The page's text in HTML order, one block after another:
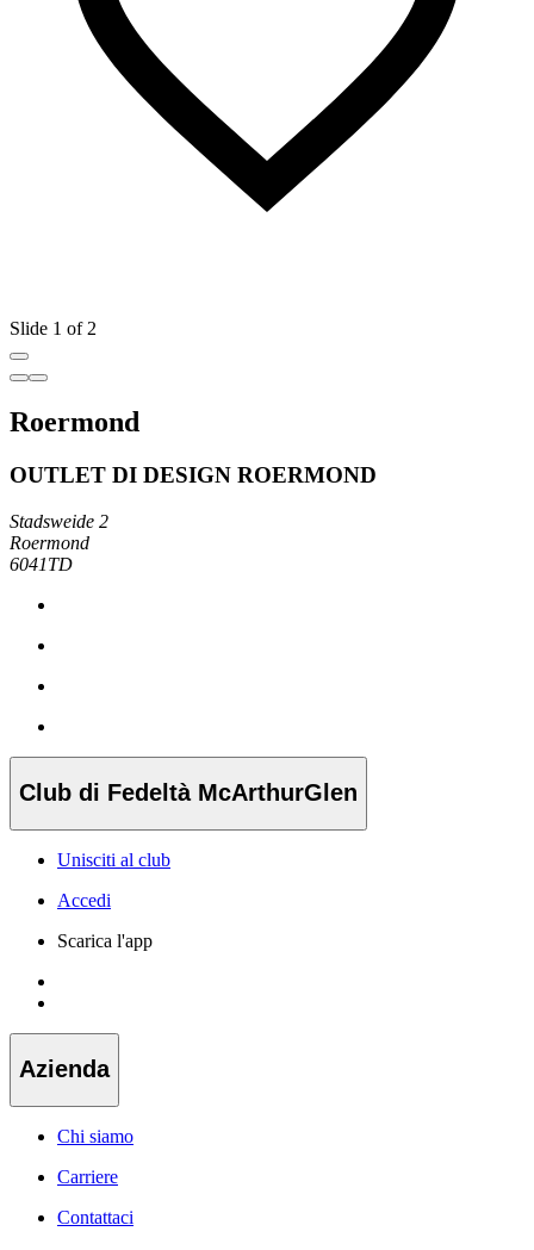
Slide 1 of 2
Roermond
OUTLET DI DESIGN ROERMOND
Stadsweide 2
Roermond
6041TD
Club di Fedeltà McArthurGlen
Unisciti al club
Accedi
Scarica l'app
Azienda
Chi siamo
Carriere
Contattaci